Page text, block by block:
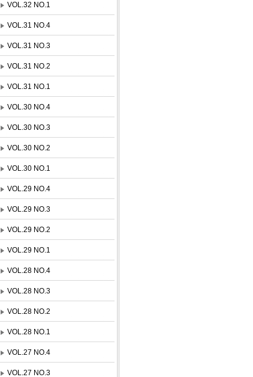
VOL.32 NO.1
VOL.31 NO.4
VOL.31 NO.3
VOL.31 NO.2
VOL.31 NO.1
VOL.30 NO.4
VOL.30 NO.3
VOL.30 NO.2
VOL.30 NO.1
VOL.29 NO.4
VOL.29 NO.3
VOL.29 NO.2
VOL.29 NO.1
VOL.28 NO.4
VOL.28 NO.3
VOL.28 NO.2
VOL.28 NO.1
VOL.27 NO.4
VOL.27 NO.3